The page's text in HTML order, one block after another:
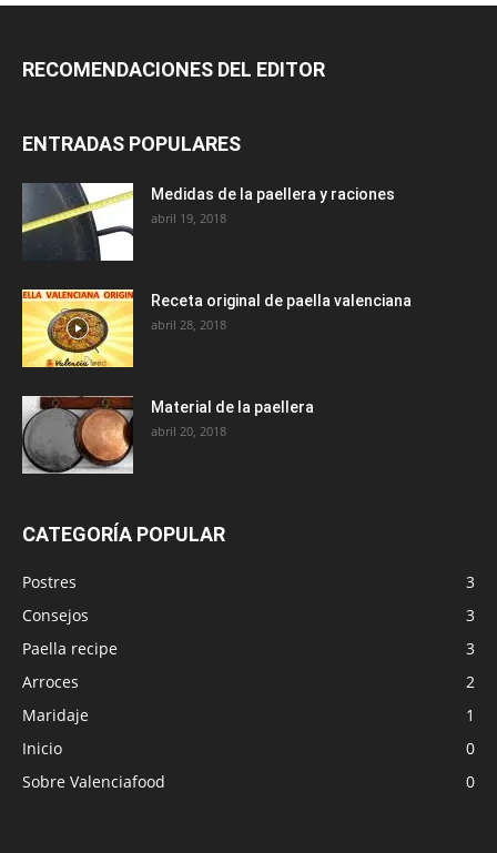
RECOMENDACIONES DEL EDITOR
ENTRADAS POPULARES
Medidas de la paellera y raciones
abril 19, 2018
Receta original de paella valenciana
abril 28, 2018
Material de la paellera
abril 20, 2018
CATEGORÍA POPULAR
Postres
3
Consejos
3
Paella recipe
3
Arroces
2
Maridaje
1
Inicio
0
Sobre Valenciafood
0